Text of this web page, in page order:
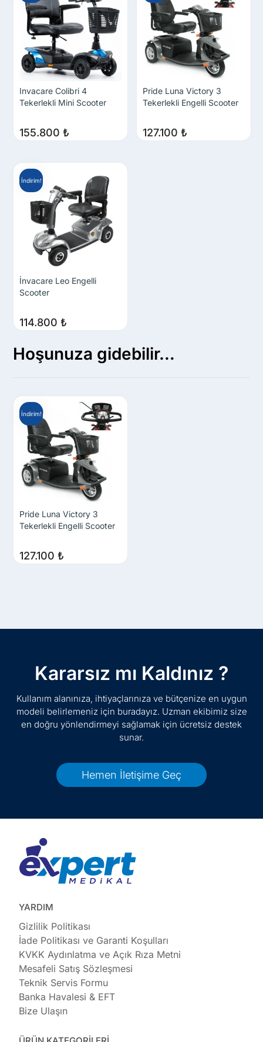
Invacare Colibri 4
Tekerlekli Mini Scooter
155.800₺
Pride Luna Victory 3
Tekerlekli Engelli Scooter
127.100 ₺
İnvacare Leo Engelli
Scooter
114.800₺
İndirim!
Hoşunuza gidebilir…
Pride Luna Victory 3
Tekerlekli Engelli Scooter
127.100₺
İndirim!
Kararsız mı Kaldınız ?
Kullanım alanınıza, ihtiyaçlarınıza ve bütçenize en uygun
modeli belirlemeniz için buradayız. Uzman ekibimiz size
en doğru yönlendirmeyi sağlamak için ücretsiz destek
sunar.
Hemen İletişime Geç
YARDIM
Gizlilik Politikası
İade Politikası ve Garanti Koşulları
KVKK Aydınlatma ve Açık Rıza Metni
Mesafeli Satış Sözleşmesi
Teknik Servis Formu
Banka Havalesi & EFT
Bize Ulaşın